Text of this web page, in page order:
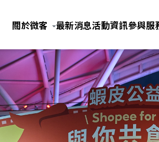
關於微客
最新消息活動資訊參與服